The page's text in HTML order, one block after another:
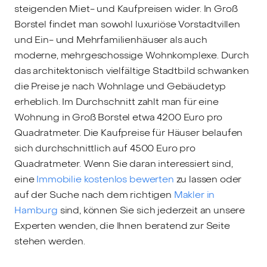
steigenden Miet- und Kaufpreisen wider. In Groß
Borstel findet man sowohl luxuriöse Vorstadtvillen
und Ein- und Mehrfamilienhäuser als auch
moderne, mehrgeschossige Wohnkomplexe. Durch
das architektonisch vielfältige Stadtbild schwanken
die Preise je nach Wohnlage und Gebäudetyp
erheblich. Im Durchschnitt zahlt man für eine
Wohnung in Groß Borstel etwa 4200 Euro pro
Quadratmeter. Die Kaufpreise für Häuser belaufen
sich durchschnittlich auf 4500 Euro pro
Quadratmeter. Wenn Sie daran interessiert sind,
eineImmobilie kostenlos bewerten zu lassen oder
auf der Suche nach dem richtigen Makler in
Hamburg sind, können Sie sich jederzeit an unsere
Experten wenden, die Ihnen beratend zur Seite
stehen werden.